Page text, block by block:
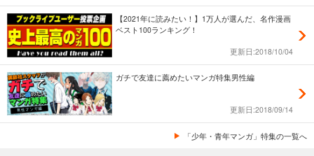
【2021年に読みたい！】1万人が選んだ、名作漫画
ベスト100ランキング！
更新日:2018/10/04
ガチで友達に薦めたいマンガ特集男性編
更新日:2018/09/14
「少年・青年マンガ」特集の一覧へ